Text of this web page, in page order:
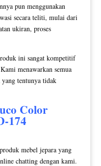
pun menggunakan
secara teliti, mulai dari
ukiran, proses
ini sangat kompetitif
menawarkan semua
tentunya tidak
Color
174
mebel jepara yang
chatting dengan kami.